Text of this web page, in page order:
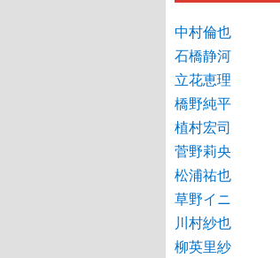
中村倫也
石橋静河
立花恵理
橋野純平
植村宏司
菅野莉央
松浦祐也
草野イニ
川村紗也
柳英里紗